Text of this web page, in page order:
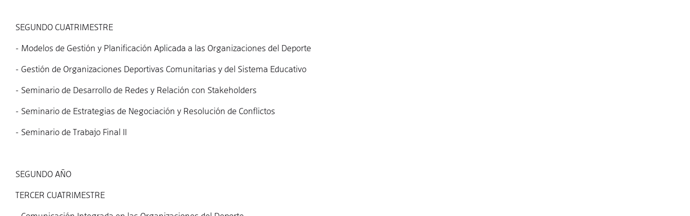
SEGUNDO CUATRIMESTRE
- Modelos de Gestión y Planificación Aplicada a las Organizaciones del Deporte
- Gestión de Organizaciones Deportivas Comunitarias y del Sistema Educativo
- Seminario de Desarrollo de Redes y Relación con Stakeholders
- Seminario de Estrategias de Negociación y Resolución de Conflictos
- Seminario de Trabajo Final II
SEGUNDO AÑO
TERCER CUATRIMESTRE